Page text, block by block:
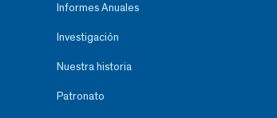
Informes Anuales
Investigación
Nuestra historia
Patronato